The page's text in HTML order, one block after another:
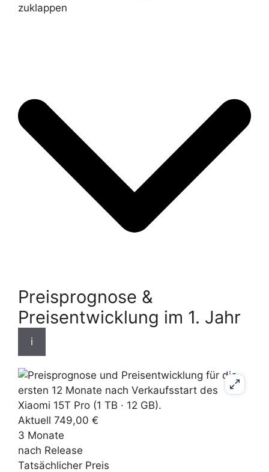
zuklappen
Preisprognose &
Preisentwicklung im 1. Jahr
i
Aktuell 749,00 €
3 Monate
nach Release
Tatsächlicher Preis